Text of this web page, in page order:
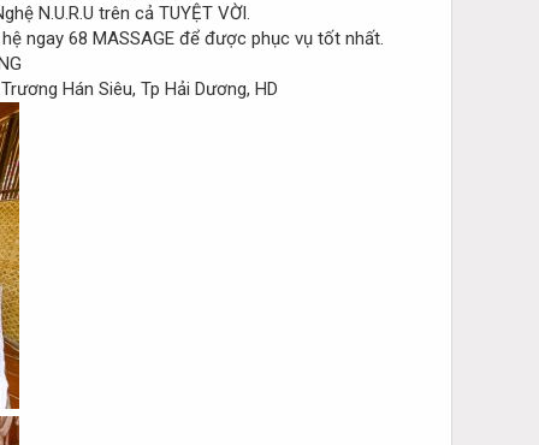
N.U.R.U trên cả TUYỆT VỜI.
ngay 68 MASSAGE để được phục vụ tốt nhất.
Hán Siêu, Tp Hải Dương, HD